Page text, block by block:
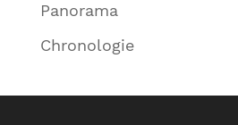
Panorama
Chronologie